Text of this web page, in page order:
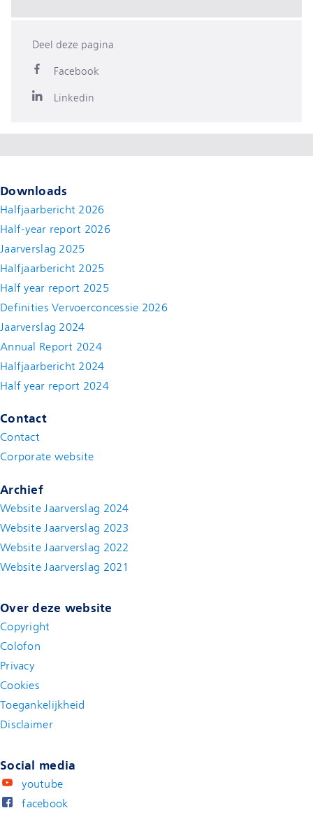
Deel deze pagina
Facebook
Linkedin
Downloads
Halfjaarbericht 2026
Half-year report 2026
Jaarverslag 2025
Halfjaarbericht 2025
Half year report 2025
Definities Vervoerconcessie 2026
Jaarverslag 2024
Annual Report 2024
Halfjaarbericht 2024
Half year report 2024(new window)
Contact
Contact
Corporate website
Archief
Website Jaarverslag 2024
Website Jaarverslag 2023
Website Jaarverslag 2022
Website Jaarverslag 2021
Over deze website
Copyright
Colofon
Privacy
Cookies
Toegankelijkheid
Disclaimer(new window)
Social media
youtube
facebook